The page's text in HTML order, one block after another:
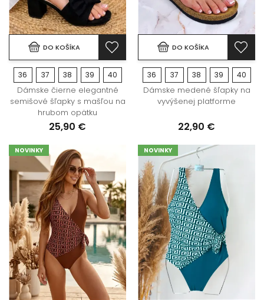
DO KOŠÍKA
36 37 38 39 40
Dámske čierne elegantné
semišové šľapky s mašľou na
hrubom opätku
25,90 €
DO KOŠÍKA
36 37 38 39 40
Dámske medené šľapky na
vyvýšenej platforme
22,90 €
NOVINKY NOVINKY